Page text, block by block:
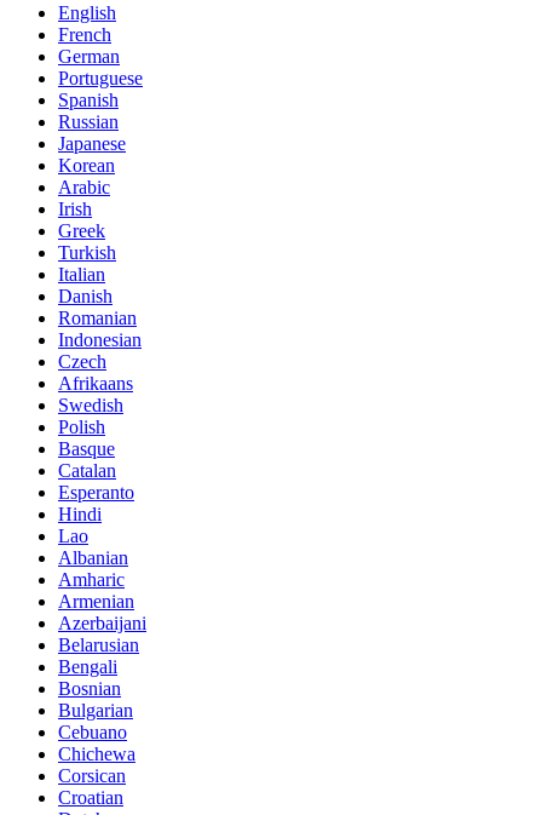
English
French
German
Portuguese
Spanish
Russian
Japanese
Korean
Arabic
Irish
Greek
Turkish
Italian
Danish
Romanian
Indonesian
Czech
Afrikaans
Swedish
Polish
Basque
Catalan
Esperanto
Hindi
Lao
Albanian
Amharic
Armenian
Azerbaijani
Belarusian
Bengali
Bosnian
Bulgarian
Cebuano
Chichewa
Corsican
Croatian